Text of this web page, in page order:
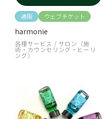
通販 ウェブチケット
harmonie
各種サービス / サロン（施
術・カウンセリング・ヒーリ
ング）